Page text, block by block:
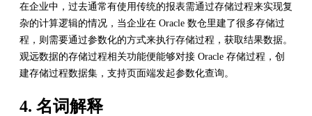
在企业中，过去通常有使用传统的报表需通过存储过程来实现复
杂的计算逻辑的情况，当企业在 Oracle 数仓里建了很多存储过
程，则需要通过参数化的方式来执行存储过程，获取结果数据。
观远数据的存储过程相关功能便能够对接 Oracle 存储过程，创
建存储过程数据集，支持页面端发起参数化查询。
4. 名词解释